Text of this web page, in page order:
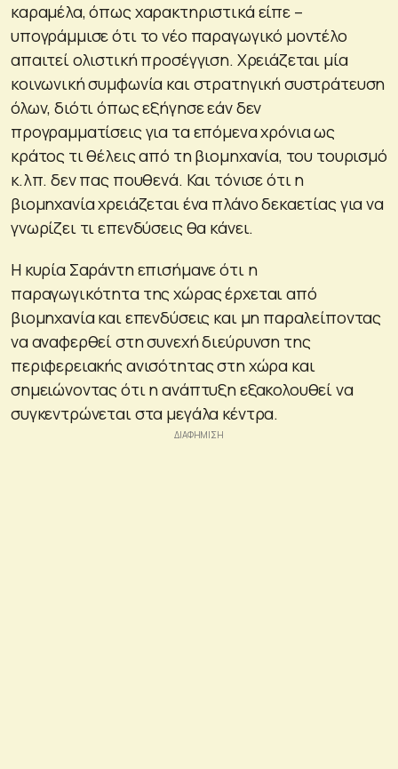
καραμέλα, όπως χαρακτηριστικά είπε –
υπογράμμισε ότι το νέο παραγωγικό μοντέλο
απαιτεί ολιστική προσέγγιση. Χρειάζεται μία
κοινωνική συμφωνία και στρατηγική συστράτευση
όλων, διότι όπως εξήγησε εάν δεν
προγραμματίσεις για τα επόμενα χρόνια ως
κράτος τι θέλεις από τη βιομηχανία, του τουρισμό
κ.λπ. δεν πας πουθενά. Και τόνισε ότι η
βιομηχανία χρειάζεται ένα πλάνο δεκαετίας για να
γνωρίζει τι επενδύσεις θα κάνει.
Η κυρία Σαράντη επισήμανε ότι η
παραγωγικότητα της χώρας έρχεται από
βιομηχανία και επενδύσεις και μη παραλείποντας
να αναφερθεί στη συνεχή διεύρυνση της
περιφερειακής ανισότητας στη χώρα και
σημειώνοντας ότι η ανάπτυξη εξακολουθεί να
συγκεντρώνεται στα μεγάλα κέντρα.